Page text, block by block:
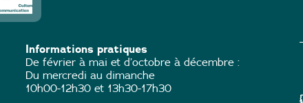
Informations pratiques
De février à mai et d’octobre à décembre :
Du mercredi au dimanche
10h00-12h30 et 13h30-17h30